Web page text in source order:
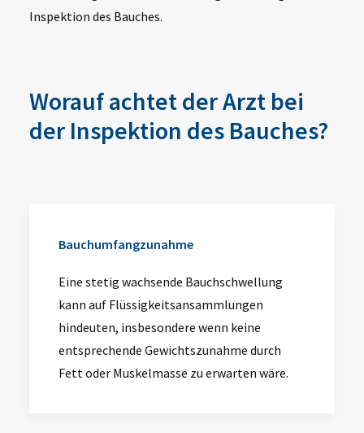
Inspektion des Bauches.
Worauf achtet der Arzt bei
der Inspektion des Bauches?
Bauchumfangzunahme
Eine stetig wachsende Bauchschwellung
kann auf Flüssigkeitsansammlungen
hindeuten, insbesondere wenn keine
entsprechende Gewichtszunahme durch
Fett oder Muskelmasse zu erwarten wäre.